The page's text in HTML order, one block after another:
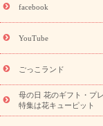
誕生日フラワーギフト
(トルコキキョウ)
ら探す
お祝いの花
念日
結婚祝い 出
寿祝い
プチギフト
facebook
YouTube
ごっこランド
母の日 花のギフト・プ
特集は花キューピット